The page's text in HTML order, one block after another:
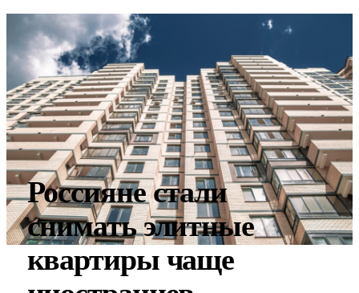
Россияне стали
снимать элитные
квартиры чаще